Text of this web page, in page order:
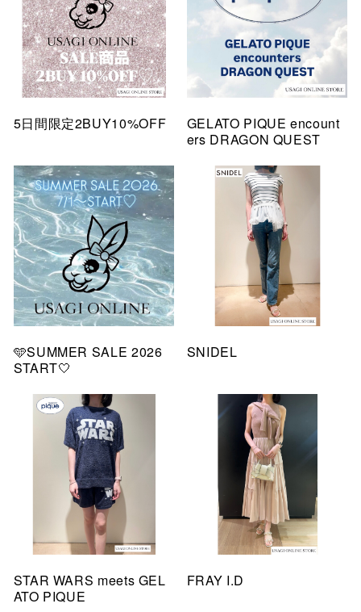
5日間限定2BUY10%OFF
GELATO PIQUE encount
ers DRAGON QUEST
🩵SUMMER SALE 2026
START🤍
SNIDEL
STAR WARS meets GEL
ATO PIQUE
FRAY I.D